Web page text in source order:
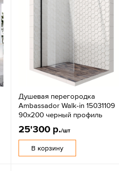
Душевая перегородка
Ambassador Walk-in 15031109
90x200 черный профиль
25'300 р./шт
В корзину